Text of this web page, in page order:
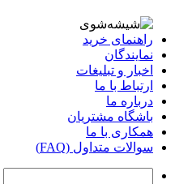
راهنمای خرید
نمایندگان
اخبار و تبلیغات
ارتباط با ما
درباره ما
باشگاه مشتریان
همکاری با ما
سوالات متداول (FAQ)